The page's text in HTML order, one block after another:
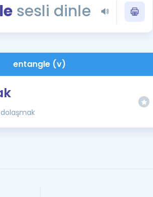
YDS - YÖKDİL
İngilizce Gramer
sesli dinle
entangle (v)
dolaşmak